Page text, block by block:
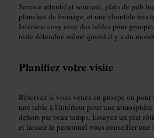
Service attentif et souriant, plats de pub
planches de fromage, et une clientèle
Intérieur cosy avec des tables pour
reste détendue même quand il y a du
Planifiez votre visite
Réservez si vous venez en groupe ou
une table à l'intérieur pour une
dehors par beau temps. Essayez un plat
et laissez le personnel vous conseiller une